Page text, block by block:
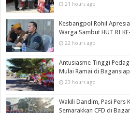
21 hours ago
Kesbangpol Rohil
Warga Sambut HUT RI
22 hours ago
Antusiasme Tinggi
Mulai Ramai di
23 hours ago
Wakili Dandim, Pasi Pers
Semarakkan CFD di